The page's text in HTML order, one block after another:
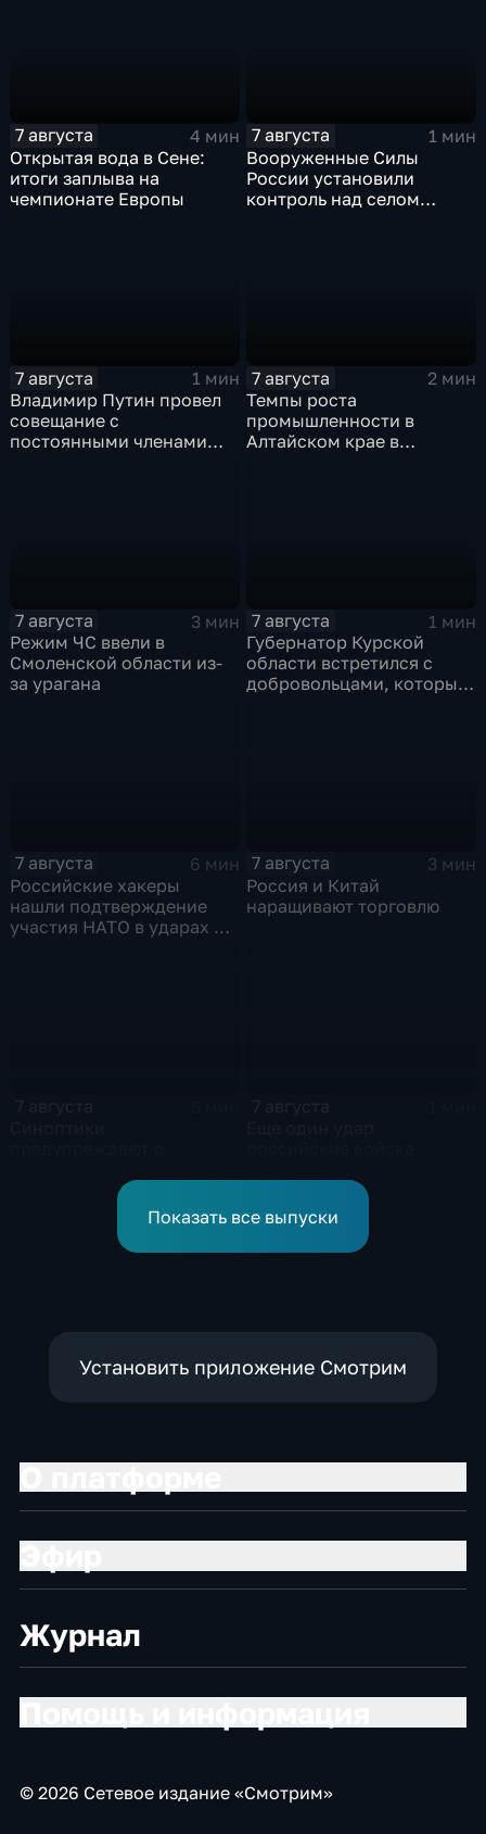
7 августа
4 мин
Открытая вода в Сене:
итоги заплыва на
чемпионате Европы
7 августа
1 мин
Вооруженные Силы
России установили
контроль над селом
7 августа
1 мин
Владимир Путин провел
совещание с
постоянными членами
7 августа
2 мин
Темпы роста
промышленности в
Алтайском крае в
7 августа
3 мин
Режим ЧС ввели в
Смоленской области из-
за урагана
7 августа
1 мин
Губернатор Курской
области встретился с
добровольцами, которые
7 августа
6 мин
Российские хакеры
нашли подтверждение
участия НАТО в ударах по
7 августа
3 мин
Россия и Китай
наращивают торговлю
Центральной России
Показать все выпуски
Установить приложение Смотрим
Журнал
© 2026 Сетевое издание «Смотрим»